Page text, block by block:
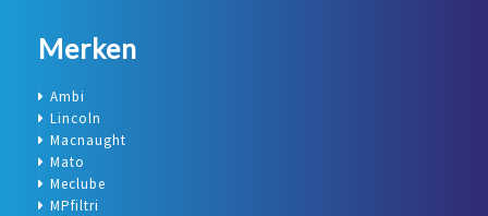
Merken
Ambi
Lincoln
Macnaught
Mato
Meclube
MPfiltri